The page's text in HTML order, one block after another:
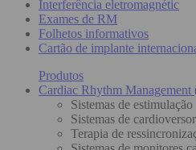
Interferência eletromagnétic
Exames de RM
Folhetos informativos
Cartão de implante
Produtos
Cardiac Rhythm
Sistemas de estimulação
Sistemas de
Terapia de